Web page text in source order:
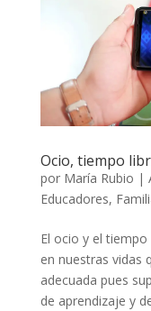
Ocio, tiempo
por María Rubio |
Educadores,
El ocio y el
en nuestras vidas
adecuada pues
de aprendizaje y